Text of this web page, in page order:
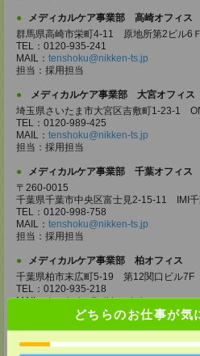
どちらのお仕事が気
メディカルケア事業部 高崎オフィス
群馬県高崎市栄町4-11 原地所第2ビル6
TEL：0120-935-241
MAIL： tenshoku@nikken-ts.jp
担当：採用担当
メディカルケア事業部 大宮オフィス
埼玉県さいたま市大宮区吉敷町1-23-1
TEL：0120-989-425
MAIL： tenshoku@nikken-ts.jp
担当：採用担当
メディカルケア事業部 千葉オフィス
〒260-0015
千葉県千葉市中央区富士見2-15-11 IMI
TEL：0120-998-758
MAIL： tenshoku@nikken-ts.jp
担当：採用担当
メディカルケア事業部 柏オフィス
千葉県柏市末広町5-19 第12関口ビル
TEL：0120-935-218
MAIL：tenshoku@nikken-ts.jp
担当：採用担当
東京都新宿区新宿2-3-10 新宿御苑ビル6